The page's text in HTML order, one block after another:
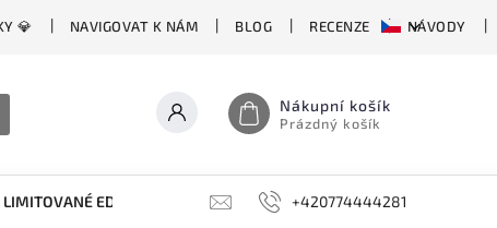
💎 NAVIGOVAT K NÁM BLOG RECENZE NÁVODY
Nákupní košík
Prázdný košík
LIMITOVANÉ EDICE BROUSKY, BRUSKY, OCÍLKY
+420774444281